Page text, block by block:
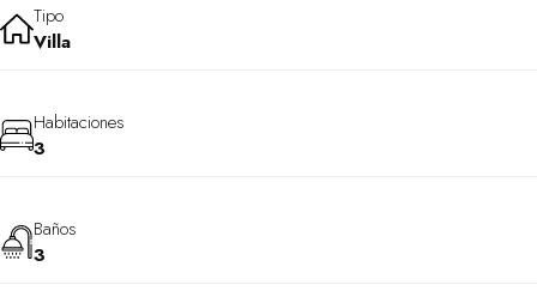
Tipo
Villa
Habitaciones
3
Baños
3